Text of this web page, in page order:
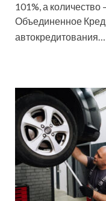
101%, а
Объединенное
автокредитования…